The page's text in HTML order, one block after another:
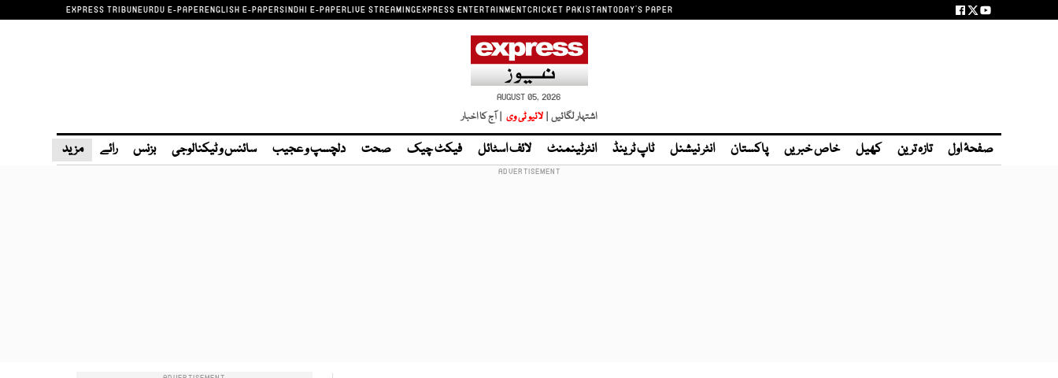
EXPRESS TRIBUNEURDU E-PAPERENGLISH E-PAPERSINDHI E-PAPERLIVE STREAMINGEXPRESS ENTERTAINMENTCRICKET PAKISTANTODAY'S PAPER
AUGUST 05, 2026
اشتہار لگائیں | لائیو ٹی وی | آج کا اخبار
صفحۂ اول تازہ ترین کھیل خاص خبریں پاکستان انٹر نیشنل ٹاپ ٹرینڈ انٹرٹینمنٹ لائف اسٹائل فیکٹ چیک صحت دلچسپ و عجیب سائنس و ٹیکنالوجی بزنس رائے مزید